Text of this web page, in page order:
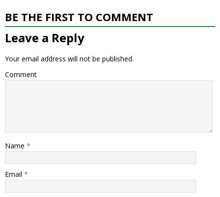
BE THE FIRST TO COMMENT
Leave a Reply
Your email address will not be published.
Comment
Name *
Email *